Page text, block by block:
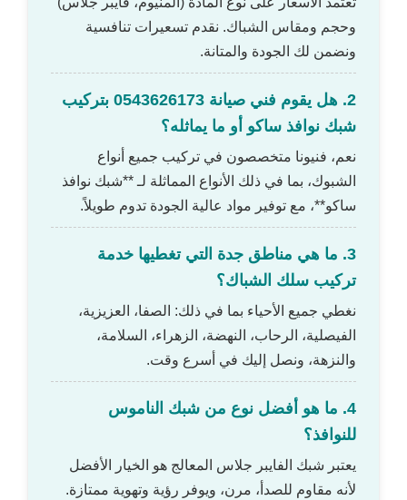
وحجم ومقاس الشباك. نقدم تسعيرات تنافسية
ونضمن لك الجودة والمتانة.
2. هل يقوم فني صيانة 0543626173 بتركيب
شبك نوافذ ساكو أو ما يماثله؟
نعم، فنيونا متخصصون في تركيب جميع أنواع
الشبوك، بما في ذلك الأنواع المماثلة لـ **شبك نوافذ
ساكو**، مع توفير مواد عالية الجودة تدوم طويلاً.
3. ما هي مناطق جدة التي تغطيها خدمة
تركيب سلك الشباك؟
نغطي جميع الأحياء بما في ذلك: الصفا، العزيزية،
الفيصلية، الرحاب، النهضة، الزهراء، السلامة،
والنزهة، ونصل إليك في أسرع وقت.
4. ما هو أفضل نوع من شبك الناموس
للنوافذ؟
يعتبر شبك الفايبر جلاس المعالج هو الخيار الأفضل
لأنه مقاوم للصدأ، مرن، ويوفر رؤية وتهوية ممتازة.